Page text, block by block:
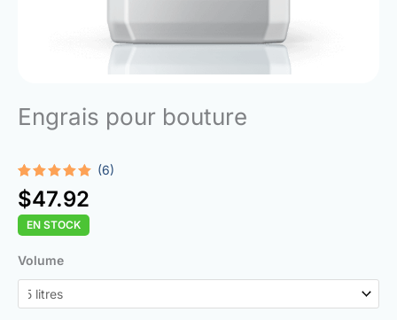
Engrais pour bouture
Noté5.00
sur 5
basé sur
6
notations
client
(6)
$47.92
EN STOCK
Volume
quantité
de
Rooting